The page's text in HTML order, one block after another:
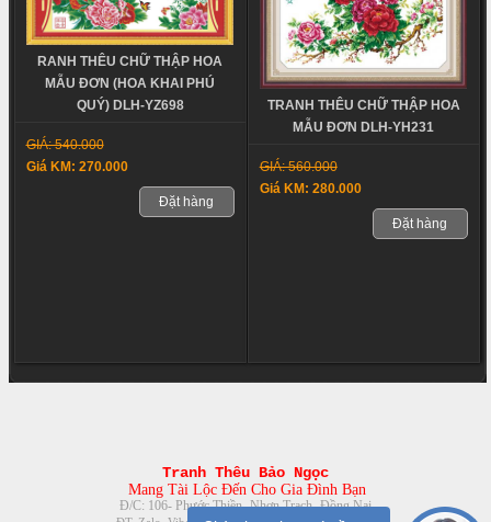
RANH THÊU CHỮ THẬP HOA
MẪU ĐƠN (HOA KHAI PHÚ
QUÝ) DLH-YZ698
GIÁ: 540.000
Giá KM: 270.000
Đặt hàng
TRANH THÊU CHỮ THẬP HOA
MẪU ĐƠN DLH-YH231
GIÁ: 560.000
Giá KM: 280.000
Đặt hàng
Tranh Thêu Bảo Ngọc
Mang Tài Lộc Đến Cho Gia Đình Bạn
Đ/C: 106- Phước Thiền- Nhơn Trạch- Đồng Nai